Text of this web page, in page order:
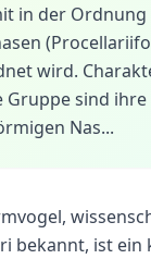
in der Ordnung
wird.
Gruppe sind ihre
Nas...
bekannt, ist ein